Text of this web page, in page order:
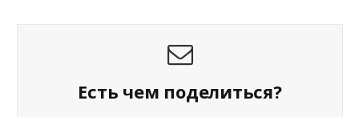
Есть чем поделиться?